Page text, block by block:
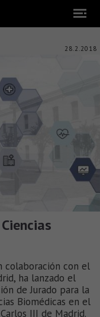
28.2.2018
colaboración con el
ha lanzado el
de Jurado para la
Biomédicas en el
III de Madrid.